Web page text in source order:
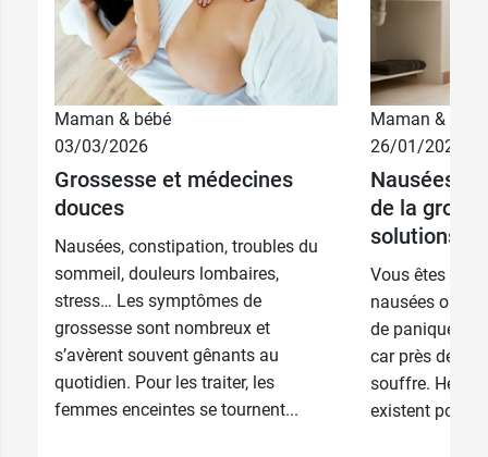
60 gélules 14,79 €
180 gélules
Maman & bébé
03/03/2026
Grossesse et médecines
douces
Nausées, constipation, troubles du
sommeil, douleurs lombaires,
stress… Les symptômes de
grossesse sont nombreux et
s’avèrent souvent gênants au
quotidien. Pour les traiter, les
femmes enceintes se tournent...
Maman & bébé
26/01/2026
Nausées
de la
solutions ?
Vous êtes
nausées ou
de panique !
car près de 80
souffre.
existent pour